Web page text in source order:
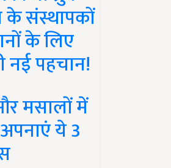
के संस्थापकों
के लिए
नई पहचान!
मसालों में
ये 3